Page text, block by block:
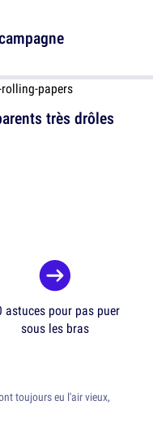
très drôles
astuces pour pas puer
sous les bras
toujours eu l'air vieux,